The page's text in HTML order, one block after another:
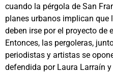
cuando la pérgola de San
planes urbanos implican que
deben irse por el proyecto de
Entonces, las pergoleras,
periodistas y artistas se
defendida por Laura Larraín